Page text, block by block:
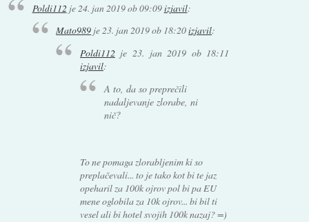
Poldi112je 24. jan 2019 ob 09:09izjavil:
Mato989 je23. jan 2019 ob 18:20izjavil:
Poldi112je 23. jan 2019 ob 18:11
izjavil:
A to, da so preprečili
nadaljevanje zlorabe, ni
nič?
To ne pomaga zlorabljenim ki so
preplačevali... to je tako kot bi te jaz
opeharil za 100k ojrov pol bi pa EU
mene oglobila za 10k ojrov... bi bil ti
vesel ali bi hotel svojih 100k nazaj? =)